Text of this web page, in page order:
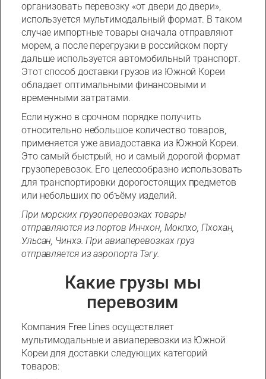
организовать перевозку «от двери до двери»,
используется мультимодальный формат. В таком
случае импортные товары сначала отправляют
морем, а после перегрузки в российском порту
дальше используется автомобильный транспорт.
Этот способ доставки грузов из Южной Кореи
обладает оптимальными финансовыми и
временными затратами.
Если нужно в срочном порядке получить
относительно небольшое количество товаров,
применяется уже авиадоставка из Южной Кореи.
Это самый быстрый, но и самый дорогой формат
грузоперевозок. Его целесообразно использовать
для транспортировки дорогостоящих предметов
или небольших по объёму изделий.
При морских грузоперевозках товары
отправляются из портов Инчхон, Мокпхо, Пхохан,
Ульсан, Чинхэ. При авиаперевозках груз
отправляется из аэропорта Тэгу.
Какие грузы мы
перевозим
Компания Free Lines осуществляет
мультимодальные и авиаперевозки из Южной
Кореи для доставки следующих категорий
товаров: